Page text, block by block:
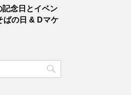
記念日とイベン
ばの日 & Dマケ